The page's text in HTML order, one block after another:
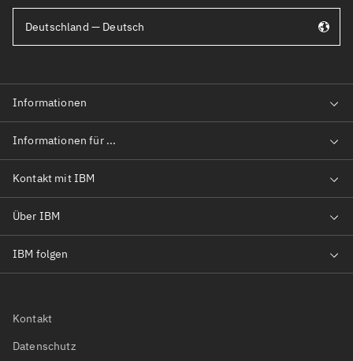
Deutschland — Deutsch
Kontakt
Datenschutz